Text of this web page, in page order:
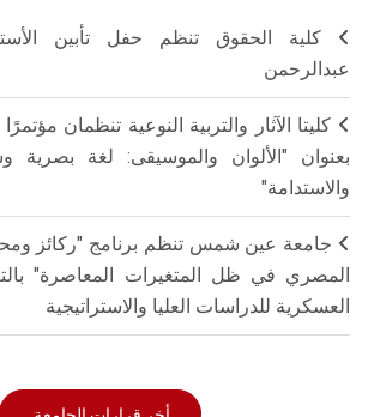
كلية الحقوق تنظم حفل تأبين
عبدالرحمن
كليتا الآثار والتربية النوعية تنظمان
بعنوان "الألوان والموسيقى: لغة بصرية
والاستدامة"
جامعة عين شمس تنظم برنامج "ركائز
المصري في ظل المتغيرات المعاصرة"
العسكرية للدراسات العليا والاستراتيجية